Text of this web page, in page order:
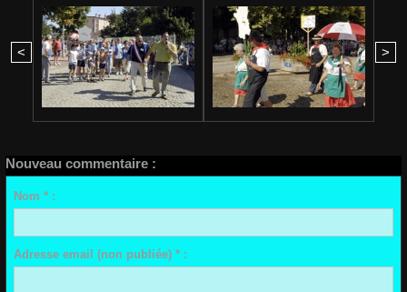
< >
Nouveau commentaire :
Nom * :
Adresse email (non publiée) * :